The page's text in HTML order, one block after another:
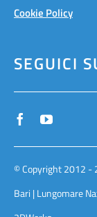
Cookie Policy
SEGUICI
© Copyright 2012 -
Bari | Lungomare